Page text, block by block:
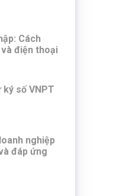
Cách
điện thoại
số VNPT
nghiệp
đáp ứng